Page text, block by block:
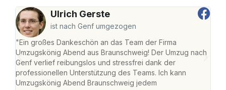
Ulrich Gerste
ist nach Genf umgezogen
"Ein großes Dankeschön an das Team der Firma
Umzugskönig Abend aus Braunschweig! Der Umzug nach
Genf verlief reibungslos und stressfrei dank der
professionellen Unterstützung des Teams. Ich kann
Umzugskönig Abend Braunschweig jedem